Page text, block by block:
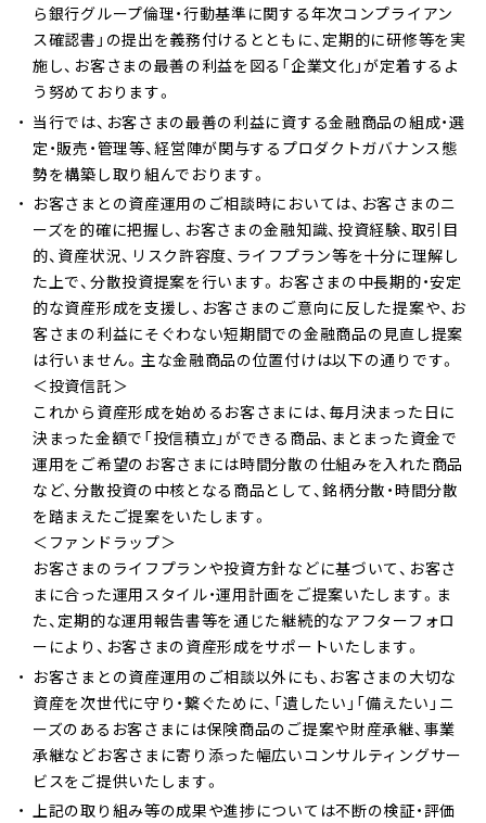
ら銀行グループ倫理・行動基準に関する年次コンプライアン
ス確認書」の提出を義務付けるとともに、定期的に研修等を実
施し、お客さまの最善の利益を図る「企業文化」が定着するよ
う努めております。
当行では、お客さまの最善の利益に資する金融商品の組成・選
定・販売・管理等、経営陣が関与するプロダクトガバナンス態
勢を構築し取り組んでおります。
お客さまとの資産運用のご相談時においては、お客さまのニ
ーズを的確に把握し、お客さまの金融知識、投資経験、取引目
的、資産状況、リスク許容度、ライフプラン等を十分に理解し
た上で、分散投資提案を行います。お客さまの中長期的・安定
的な資産形成を支援し、お客さまのご意向に反した提案や、お
客さまの利益にそぐわない短期間での金融商品の見直し提案
は行いません。主な金融商品の位置付けは以下の通りです。
＜投資信託＞
これから資産形成を始めるお客さまには、毎月決まった日に
決まった金額で「投信積立」ができる商品、まとまった資金で
運用をご希望のお客さまには時間分散の仕組みを入れた商品
など、分散投資の中核となる商品として、銘柄分散・時間分散
を踏まえたご提案をいたします。
＜ファンドラップ＞
お客さまのライフプランや投資方針などに基づいて、お客さ
まに合った運用スタイル・運用計画をご提案いたします。ま
た、定期的な運用報告書等を通じた継続的なアフターフォロ
ーにより、お客さまの資産形成をサポートいたします。
お客さまとの資産運用のご相談以外にも、お客さまの大切な
資産を次世代に守り・繋ぐために、「遺したい」「備えたい」ニ
ーズのあるお客さまには保険商品のご提案や財産承継、事業
承継などお客さまに寄り添った幅広いコンサルティングサー
ビスをご提供いたします。
上記の取り組み等の成果や進捗については不断の検証・評価